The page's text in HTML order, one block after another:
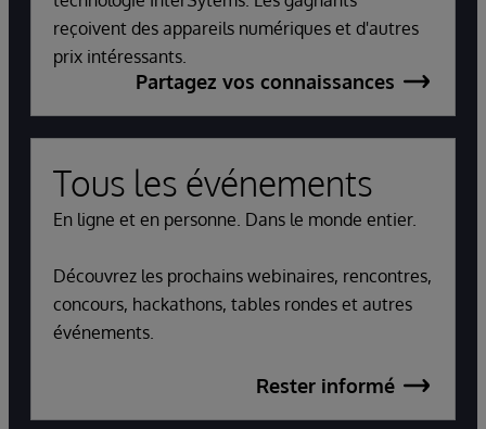
reçoivent des appareils numériques et d'autres
prix intéressants.
Partagez vos connaissances
Tous les événements
En ligne et en personne. Dans le monde entier.
Découvrez les prochains webinaires, rencontres,
concours, hackathons, tables rondes et autres
événements.
Rester informé